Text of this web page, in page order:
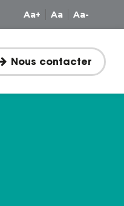
Aa+ Aa Aa-
Nous contacter